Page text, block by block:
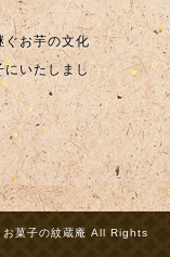
ぐお芋の文化
にいたしまし
菓子の紋蔵庵 All Rights